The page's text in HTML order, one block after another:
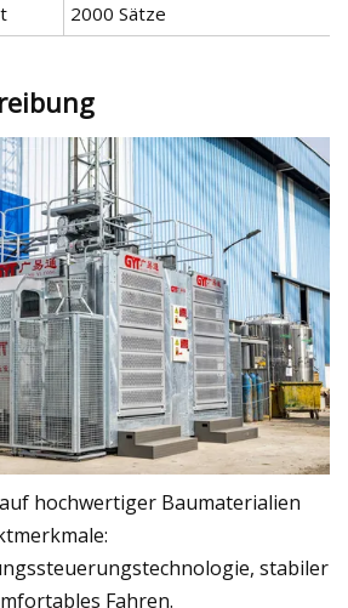
2000 Sätze
hochwertiger Baumaterialien
stabiler
Fahren.